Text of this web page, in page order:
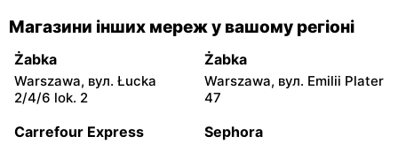
Żabka
Łódź, вул. Żurawia 14
Żabka
Warszawa, вул. Żurawia 18
Żabka
35
Żabka
104
Магазини інших мереж у вашому регіоні
Żabka
Warszawa, вул. Łucka
2/4/6 lok. 2
Żabka
Warszawa, вул. Emilii Plater
47
Carrefour Express Sephora